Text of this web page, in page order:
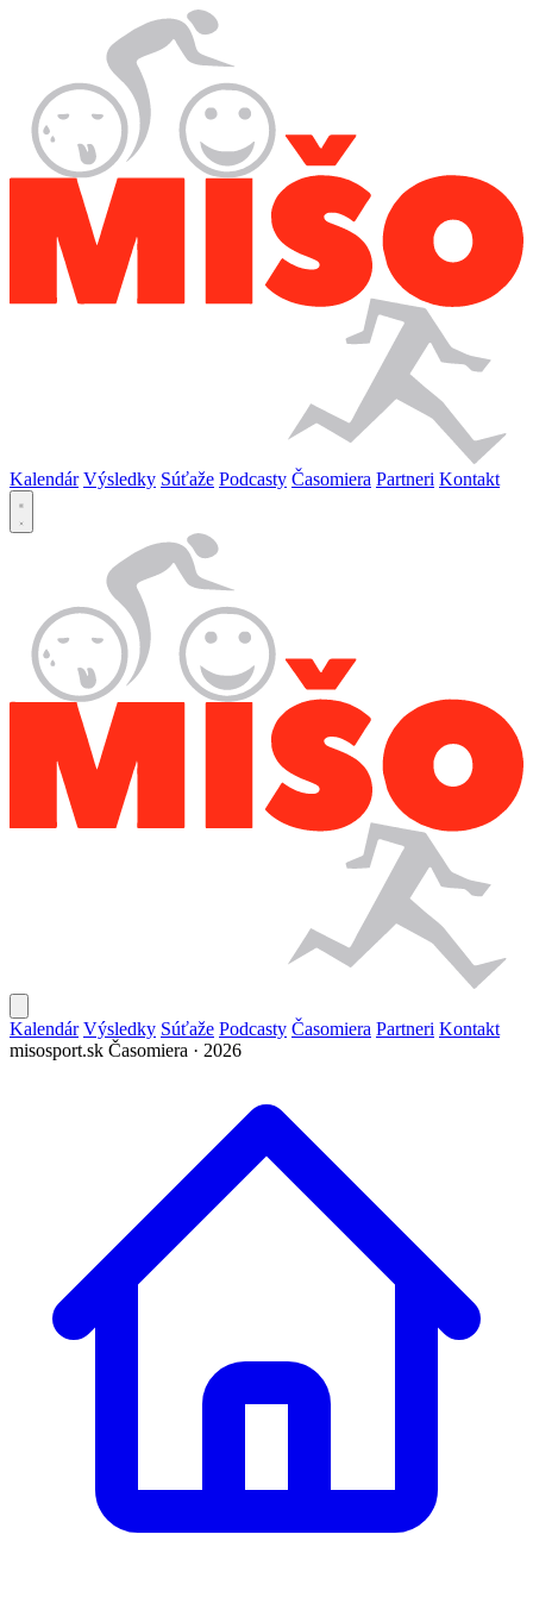
Kalendár Výsledky Súťaže Podcasty Časomiera Partneri Kontakt
Kalendár Výsledky Súťaže Podcasty Časomiera Partneri Kontakt
misosport.sk Časomiera · 2026